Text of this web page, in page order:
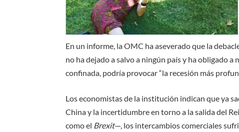
En un informe, la OMC ha aseverado que la
no ha dejado a salvo a ningún país y ha obligado
confinada, podría provocar “la recesión más
Los economistas de la institución indican que ya
China y la incertidumbre en torno a la salida del
como el Brexit—, los intercambios comerciales